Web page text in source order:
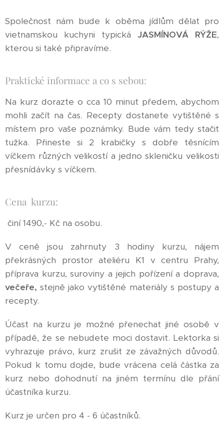
Společnost nám bude k oběma jídlům dělat pro
vietnamskou kuchyni typická JASMÍNOVÁ RÝŽE,
kterou si také připravíme.
Praktické informace a co s sebou:
Na kurz dorazte o cca 10 minut předem, abychom
mohli začít na čas. Recepty dostanete vytištěné s
místem pro vaše poznámky. Bude vám tedy stačit
tužka. Přineste si 2 krabičky s dobře těsnícím
víčkem různých velikostí a jedno skleničku velikosti
přesnídávky s víčkem.
Cena kurzu:
činí 1490,- Kč na osobu.
V ceně jsou zahrnuty 3 hodiny kurzu, nájem
překrásných prostor ateliéru K1 v centru Prahy,
příprava kurzu, suroviny a jejich pořízení a doprava,
večeře, stejně jako vytištěné materiály s postupy a
recepty.
Účast na kurzu je možné přenechat jiné osobě v
případě, že se nebudete moci dostavit. Lektorka si
vyhrazuje právo, kurz zrušit ze závažných důvodů.
Pokud k tomu dojde, bude vrácena celá částka za
kurz nebo dohodnutí na jiném termínu dle přání
účastníka kurzu.
Kurz je určen pro 4 - 6 účastníků.